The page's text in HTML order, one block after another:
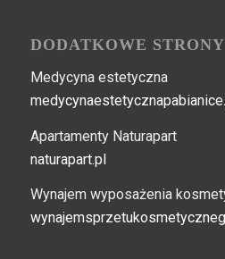
DODATKOWE
Medycyna estetyczna
Apartamenty Naturapart
naturapart.pl
Wynajem wyposażenia